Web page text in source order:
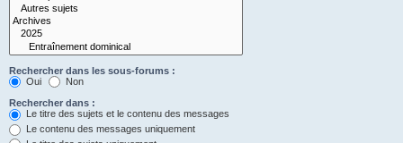
Rechercher dans les sous-forums :
Oui
Non
Rechercher dans :
Le titre des sujets et le contenu des messages
Le contenu des messages uniquement